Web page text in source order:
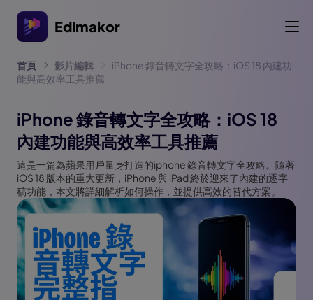
Edimakor
首頁 影片編輯
iPhone 錄音轉文字全攻略：iOS 18 內建功
能與高效率工具推薦
iPhone 錄音轉文字全攻略：iOS 18
內建功能與高效率工具推薦
這是一篇為蘋果用戶量身打造的iphone 錄音轉文字全攻略。隨著
iOS 18 版本的重大更新，iPhone 與 iPad 終於迎來了內建的逐字
稿功能，本文將詳細解析如何操作，並提供高效的替代方案。